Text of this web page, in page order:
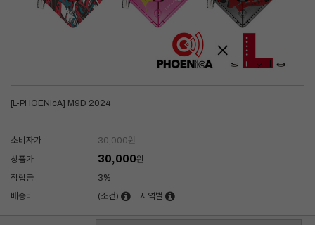
[L-PHOENicA] M9D 2024
소비자가 30,000원
상품가
30,000원
적립금
3%
배송비
(조건) 지역별